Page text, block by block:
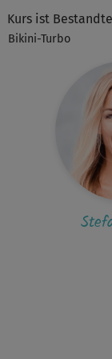
Alexandra115
wenn dieser
Alexandra479
Kurs. Danke
Kurs ist
Bikini-Turbo